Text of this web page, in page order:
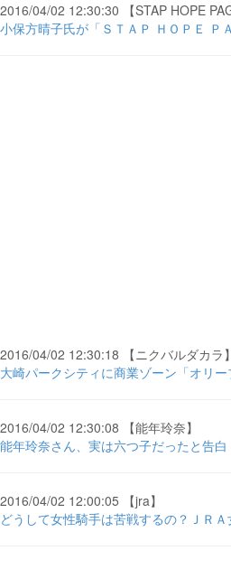
2016/04/02 12:30:30 【STAP HOPE
小保方晴子氏が「ＳＴＡＰ ＨＯＰＥ Ｐ
2016/04/02 12:30:18 【ニクバルダカラ】
大崎パークシティに商業ゾーン「オリ
2016/04/02 12:30:08 【能年玲奈】
能年玲奈さん、実は六つ子だったと告
2016/04/02 12:00:05 【jra】
どうして女性騎手は苦戦するの？ＪＲ